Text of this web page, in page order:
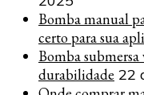
Bomba manual
certo para sua
Bomba
durabilidade 22